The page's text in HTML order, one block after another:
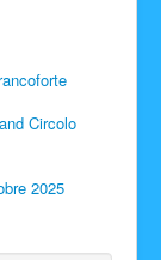
Circolo
2025